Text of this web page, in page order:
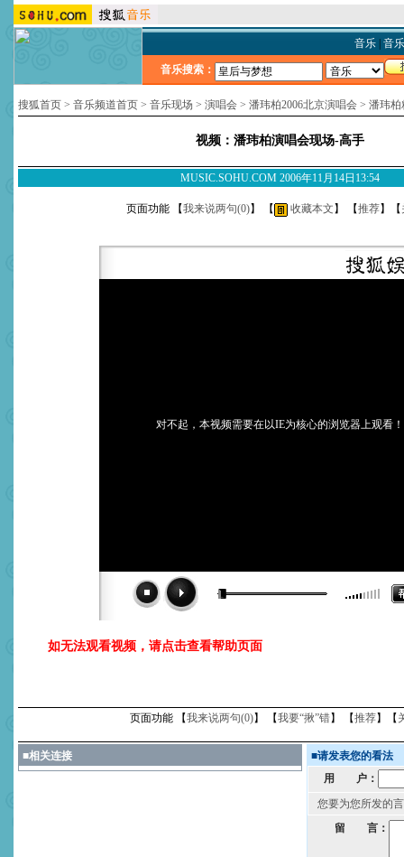
音乐| 音
音乐搜索：
搜狐首页 > 音乐频道首页 > 音乐现场 > 演唱会 > 潘玮柏2006北京演唱会 > 潘玮柏
视频：潘玮柏演唱会现场-高手
MUSIC.SOHU.COM 2006年11月14日13:54
页面功能 【我来说两句(0)】 【 收藏本文 】 【推荐】【
对不起，本视频需要在以IE为核心的浏览器上观看！
如无法观看视频，请点击查看帮助页面
页面功能 【我来说两句(0)】 【我要“揪”错】 【推荐】【
■相关连接 ■请发表您的看法
用 户：
您要为您所发的
留 言：